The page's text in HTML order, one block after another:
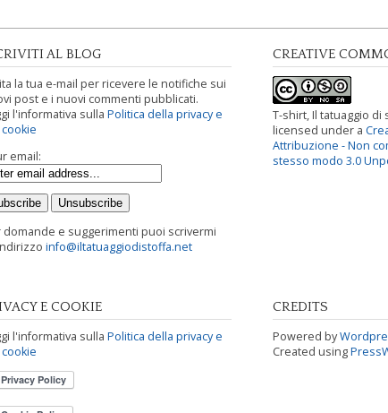
AL BLOG
la tua e-mail per ricevere le notifiche sui
post e i nuovi commenti pubblicati.
l'informativa sulla Politica della privacy e
email:
domande e suggerimenti puoi scrivermi
info@iltatuaggiodistoffa.net
CREATIVE
T-shirt, Il tatuaggio di
licensed under a
Attribuzione - Non
stesso modo 3.0
E COOKIE
l'informativa sulla Politica della privacy e
CREDITS
Powered by
Created using